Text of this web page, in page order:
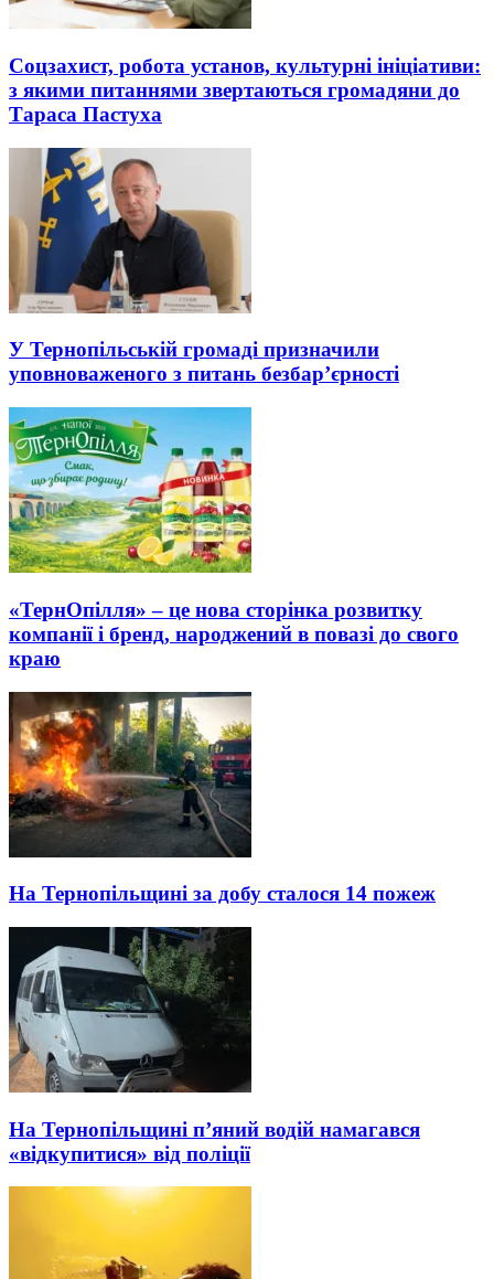
Соцзахист, робота установ, культурні ініціативи:
з якими питаннями звертаються громадяни до
Тараса Пастуха
У Тернопільській громаді призначили
уповноваженого з питань безбар’єрності
«ТернОпілля» – це нова сторінка розвитку
компанії і бренд, народжений в повазі до свого
краю
На Тернопільщині за добу сталося 14 пожеж
На Тернопільщині п’яний водій намагався
«відкупитися» від поліції